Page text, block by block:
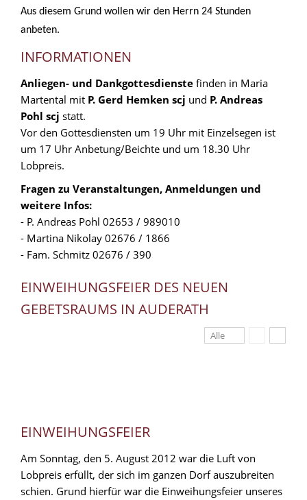
Aus diesem Grund wollen wir den Herrn 24 Stunden
anbeten.
INFORMATIONEN
Anliegen- und Dankgottesdienste finden in Maria
Martental mit P. Gerd Hemken scj und P. Andreas
Pohl scj statt.
Vor den Gottesdiensten um 19 Uhr mit Einzelsegen ist
um 17 Uhr Anbetung/Beichte und um 18.30 Uhr
Lobpreis.
Fragen zu Veranstaltungen, Anmeldungen und
weitere Infos:
- P. Andreas Pohl 02653 / 989010
- Martina Nikolay 02676 / 1866
- Fam. Schmitz 02676 / 390
EINWEIHUNGSFEIER DES NEUEN
GEBETSRAUMS IN AUDERATH
Alle
EINWEIHUNGSFEIER
Am Sonntag, den 5. August 2012 war die Luft von
Lobpreis erfüllt, der sich im ganzen Dorf auszubreiten
schien. Grund hierfür war die Einweihungsfeier unseres